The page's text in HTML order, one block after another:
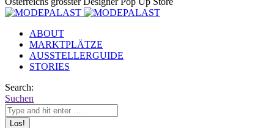
ABOUT
MARKTPLÄTZE
AUSSTELLERGUIDE
STORIES
Search:
Suchen